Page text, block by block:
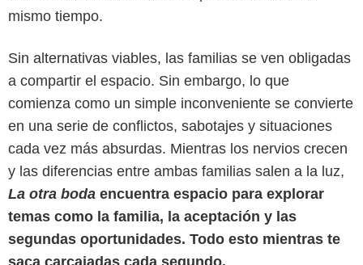
mismo tiempo.
Sin alternativas viables, las familias se ven obligadas
a compartir el espacio. Sin embargo, lo que
comienza como un simple inconveniente se convierte
en una serie de conflictos, sabotajes y situaciones
cada vez más absurdas. Mientras los nervios crecen
y las diferencias entre ambas familias salen a la luz,
La otra boda encuentra espacio para explorar
temas como la familia, la aceptación y las
segundas oportunidades. Todo esto mientras te
USA Today